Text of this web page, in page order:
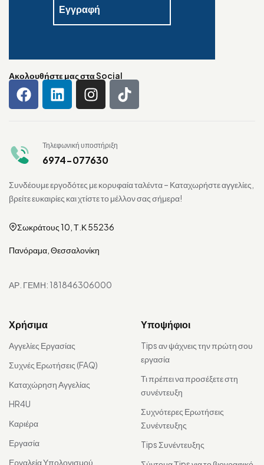
Ακολουθήστε μας στα Social
Τηλεφωνική υποστήριξη
6974-077630
Συνδέουμε εργοδότες με κορυφαία ταλέντα – Καταχωρήστε αγγελίες,
βρείτε ευκαιρίες και χτίστε το μέλλον σας σήμερα!
Σωκράτους 10, Τ.Κ 55236
Πανόραμα, Θεσσαλονίκη
ΑΡ. ΓΕΜΗ: 181846306000
Χρήσιμα
Αγγελίες Εργασίας
Συχνές Ερωτήσεις (FAQ)
Καταχώρηση Αγγελίας
HR4U
Καριέρα
Εργασία
Εργαλεία Υπολογισμού
Υποψήφιοι
Tips αν ψάχνεις την πρώτη σου
εργασία
Τι πρέπει να προσέξετε στη
συνέντευξη
Συχνότερες Ερωτήσεις
Συνέντευξης
Tips Συνέντευξης